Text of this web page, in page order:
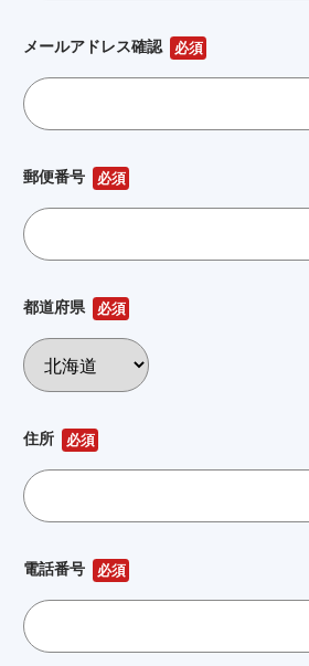
メールアドレス確認 必須
郵便番号 必須
都道府県 必須
住所 必須
電話番号 必須